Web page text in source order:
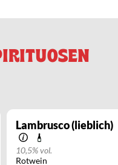
Lambrusco (lieblich)
10,5% vol.
Rotwein